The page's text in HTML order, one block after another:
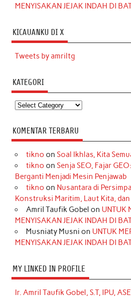
MENYISAKAN JEJAK INDAH DI
KICAUANKU DI X
Tweets by amriltg
KATEGORI
Kategori
KOMENTAR TERBARU
tikno on Soal Ikhlas, Kita
tikno on Senja SEO, Fajar
Berganti Menjadi Mesin Penjawab
tikno on Nusantara di
Konstruksi Maritim, Laut Kita, dan
Amril Taufik Gobel on UNTUK
MENYISAKAN JEJAK INDAH DI
Musniaty Musni on UNTUK
MENYISAKAN JEJAK INDAH DI
MY LINKED IN PROFILE
Ir. Amril Taufik Gobel, S.T, IPU,